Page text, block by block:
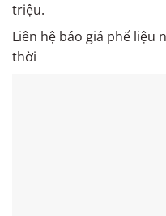
triệu.
Liên hệ báo giá phế liệu
thời